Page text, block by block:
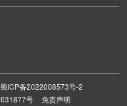
蜀ICP备2022008573号-2
号
免责声明